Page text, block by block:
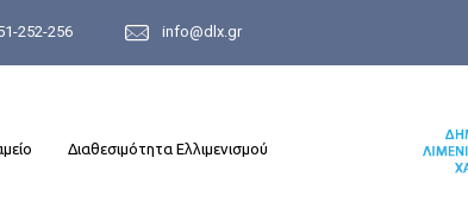
252-256 info@dlx.gr
Διαθεσιμότητα Ελλιμενισμού